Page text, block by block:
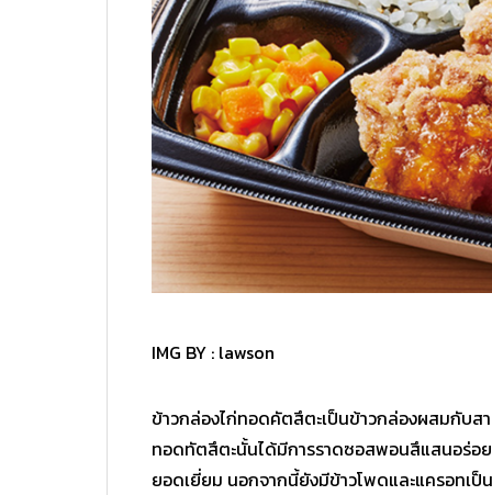
IMG BY : lawson
ข้าวกล่องไก่ทอดคัตสึตะเป็นข้าวกล่องผสมกับส
ทอดทัตสึตะนั้นได้มีการราดซอสพอนสึแสนอร่อย
ยอดเยี่ยม นอกจากนี้ยังมีข้าวโพดและแครอทเ